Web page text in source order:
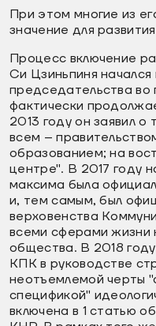
При этом многие из
значение для
Процесс включение
Си Цзиньпиня
председательства во
фактически
2013 году он заявил
всем –
образованием; на
центре". В 2017 году
максима была
и, тем самым, был
верховенства
всеми сферами жизни
общества. В 2018
КПК в руководстве
неотъемлемой черты
спецификой"
включена в 1 статью